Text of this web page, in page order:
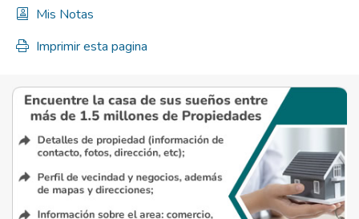
Mis Notas
Imprimir esta pagina